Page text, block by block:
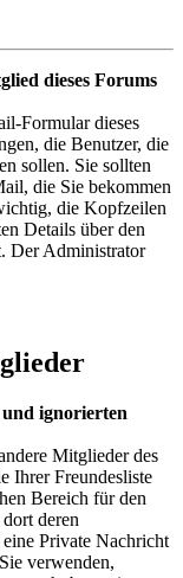
dieses Forums
Formular dieses
die Benutzer, die
sollen. Sie sollten
die Sie bekommen
die Kopfzeilen
Details über den
Der Administrator
ignorierten
Mitglieder des
Ihrer Freundesliste
Bereich für den
deren
Private Nachricht
verwenden,